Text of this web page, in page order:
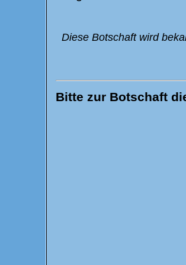
Diese Botschaft wird
Bitte zur Botschaft